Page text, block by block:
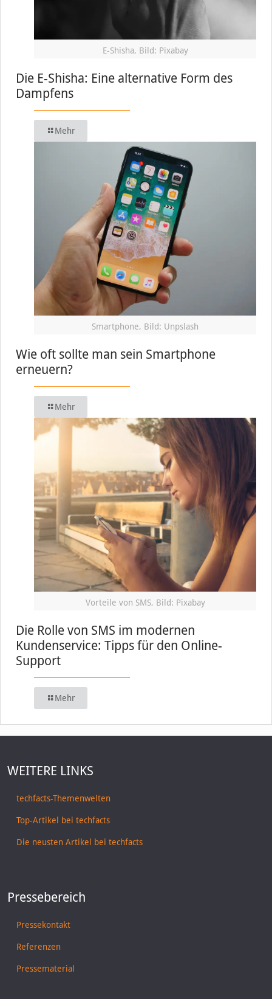
E-Shisha, Bild: Pixabay
Die E-Shisha: Eine alternative Form des
Dampfens
Mehr
Smartphone, Bild: Unpslash
Wie oft sollte man sein Smartphone
erneuern?
Mehr
Vorteile von SMS, Bild: Pixabay
Die Rolle von SMS im modernen
Kundenservice: Tipps für den Online-
Support
Mehr
WEITERE LINKS
techfacts-Themenwelten
Top-Artikel bei techfacts
Die neusten Artikel bei techfacts
Pressebereich
Pressekontakt
Referenzen
Pressematerial